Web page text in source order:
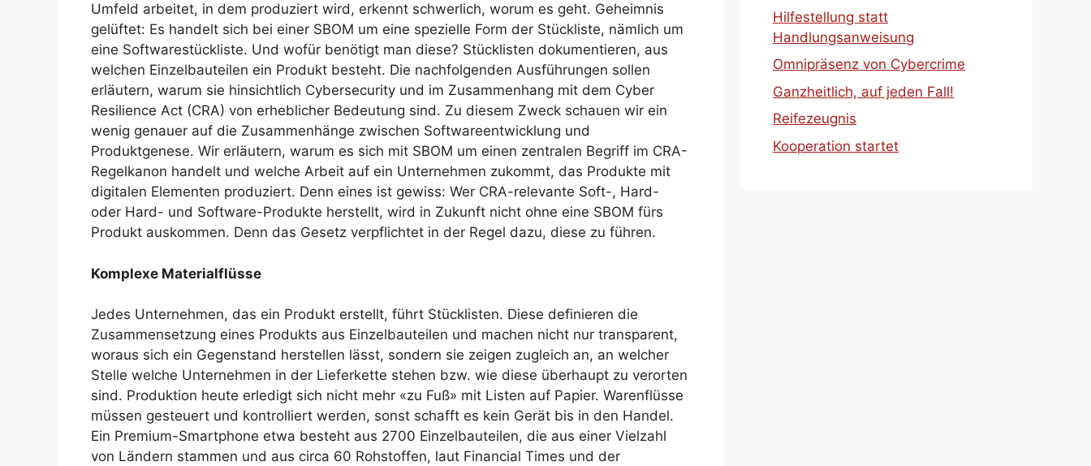
Umfeld arbeitet, in dem produziert wird, erkennt schwerlich, worum es geht. Geheimnis
gelüftet: Es handelt sich bei einer SBOM um eine spezielle Form der Stückliste, nämlich um
eine Softwarestückliste. Und wofür benötigt man diese? Stücklisten dokumentieren, aus
welchen Einzelbauteilen ein Produkt besteht. Die nachfolgenden Ausführungen sollen
erläutern, warum sie hinsichtlich Cybersecurity und im Zusammenhang mit dem Cyber
Resilience Act (CRA) von erheblicher Bedeutung sind. Zu diesem Zweck schauen wir ein
wenig genauer auf die Zusammenhänge zwischen Softwareentwicklung und
Produktgenese. Wir erläutern, warum es sich mit SBOM um einen zentralen Begriff im CRA-
Regelkanon handelt und welche Arbeit auf ein Unternehmen zukommt, das Produkte mit
digitalen Elementen produziert. Denn eines ist gewiss: Wer CRA-relevante Soft-, Hard-
oder Hard- und Software-Produkte herstellt, wird in Zukunft nicht ohne eine SBOM fürs
Produkt auskommen. Denn das Gesetz verpflichtet in der Regel dazu, diese zu führen.
Komplexe Materialflüsse
Jedes Unternehmen, das ein Produkt erstellt, führt Stücklisten. Diese definieren die
Zusammensetzung eines Produkts aus Einzelbauteilen und machen nicht nur transparent,
woraus sich ein Gegenstand herstellen lässt, sondern sie zeigen zugleich an, an welcher
Stelle welche Unternehmen in der Lieferkette stehen bzw. wie diese überhaupt zu verorten
sind. Produktion heute erledigt sich nicht mehr «zu Fuß» mit Listen auf Papier. Warenflüsse
müssen gesteuert und kontrolliert werden, sonst schafft es kein Gerät bis in den Handel.
Ein Premium-Smartphone etwa besteht aus 2700 Einzelbauteilen, die aus einer Vielzahl
von Ländern stammen und aus circa 60 Rohstoffen, laut Financial Times und der
Hilfestellung statt
Handlungsanweisung
Omnipräsenz von Cybercrime
Ganzheitlich, auf jeden Fall!
Reifezeugnis
Kooperation startet